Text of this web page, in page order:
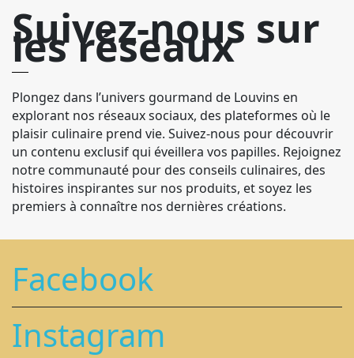
Suivez-nous sur
les réseaux
Plongez dans l’univers gourmand de Louvins en
explorant nos réseaux sociaux, des plateformes où le
plaisir culinaire prend vie. Suivez-nous pour découvrir
un contenu exclusif qui éveillera vos papilles. Rejoignez
notre communauté pour des conseils culinaires, des
histoires inspirantes sur nos produits, et soyez les
premiers à connaître nos dernières créations.
Facebook
Instagram